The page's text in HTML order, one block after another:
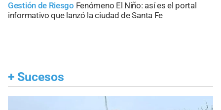
Gestión de Riesgo Fenómeno El Niño: así es el portal
informativo que lanzó la ciudad de Santa Fe
+ Sucesos